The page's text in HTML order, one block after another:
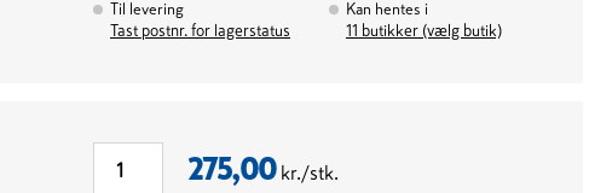
Til levering
Tast postnr. for lagerstatus
Kan hentes i
11 butikker (vælg butik)
275,00 kr./stk.